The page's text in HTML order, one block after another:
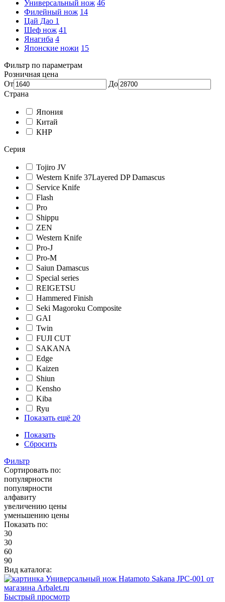
Универсальный нож 46
Филейный нож 14
Цай Дао 1
Шеф нож 41
Янагиба 4
Японские ножи 15
Фильтр по параметрам
Розничная цена
От
До
Страна
Япония
Китай
КНР
Серия
Tojiro JV
Western Knife 37Layered DP Damascus
Service Knife
Flash
Pro
Shippu
ZEN
Western Knife
Pro-J
Pro-M
Saiun Damascus
Special series
REIGETSU
Hammered Finish
Seki Magoroku Composite
GAI
Twin
FUJI CUT
SAKANA
Edge
Kaizen
Shiun
Kensho
Kiba
Ryu
Показать ещё 20
Показать
Сбросить
Фильтр
Сортировать по:
популярности
популярности
алфавиту
увеличению цены
уменьшению цены
Показать по:
30
30
60
90
Вид каталога:
Быстрый просмотр